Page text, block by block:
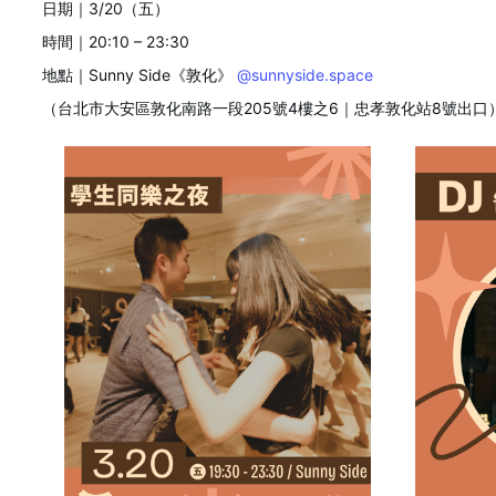
日期｜3/20（五）
時間｜20:10 – 23:30
地點｜Sunny Side《敦化》 @sunnyside.space
（台北市大安區敦化南路一段205號4樓之6｜忠孝敦化站8號出口